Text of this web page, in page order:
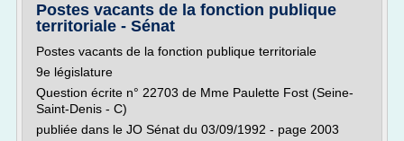
Postes vacants de la fonction publique
territoriale - Sénat
Postes vacants de la fonction publique territoriale
9e législature
Question écrite n° 22703 de Mme Paulette Fost (Seine-
Saint-Denis - C)
publiée dans le JO Sénat du 03/09/1992 - page 2003